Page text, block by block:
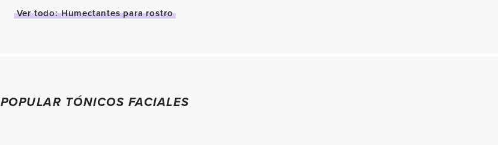
Ver todo: Humectantes para rostro
POPULAR TÓNICOS FACIALES